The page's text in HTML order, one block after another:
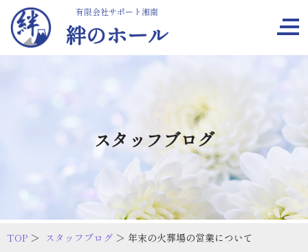
有限会社サポート湘南
絆のホール
スタッフブログ
TOP ＞ スタッフブログ ＞ 年末の火葬場の営業について